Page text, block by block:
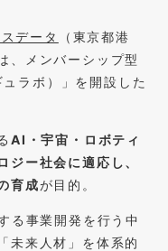
データ
（東京都港
、メンバーシップ型
ラボ）」を開設した
AI・宇宙・ロボティ
ジー社会に適応し、
育成が目的。
る事業開発を行う中
未来人材」を体系的